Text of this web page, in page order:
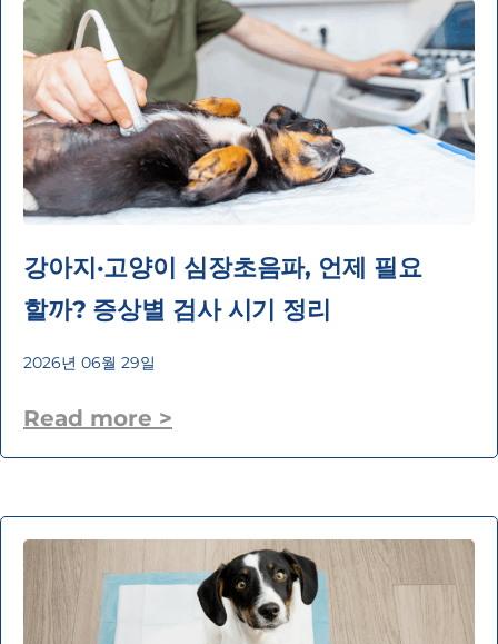
강아지·고양이 심장초음파, 언제 필요
할까? 증상별 검사 시기 정리
2026년 06월 29일
Read more >